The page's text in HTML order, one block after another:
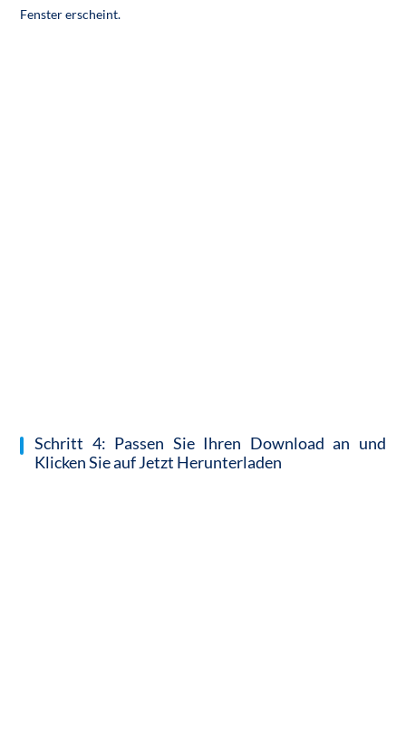
Fenster erscheint.
Schritt 4: Passen Sie Ihren Download an und
Klicken Sie auf Jetzt Herunterladen